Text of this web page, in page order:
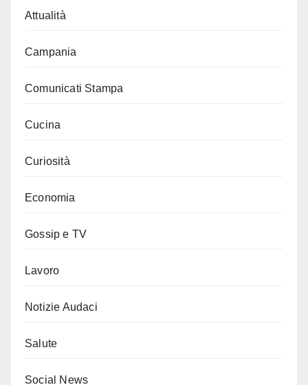
Attualità
Campania
Comunicati Stampa
Cucina
Curiosità
Economia
Gossip e TV
Lavoro
Notizie Audaci
Salute
Social News